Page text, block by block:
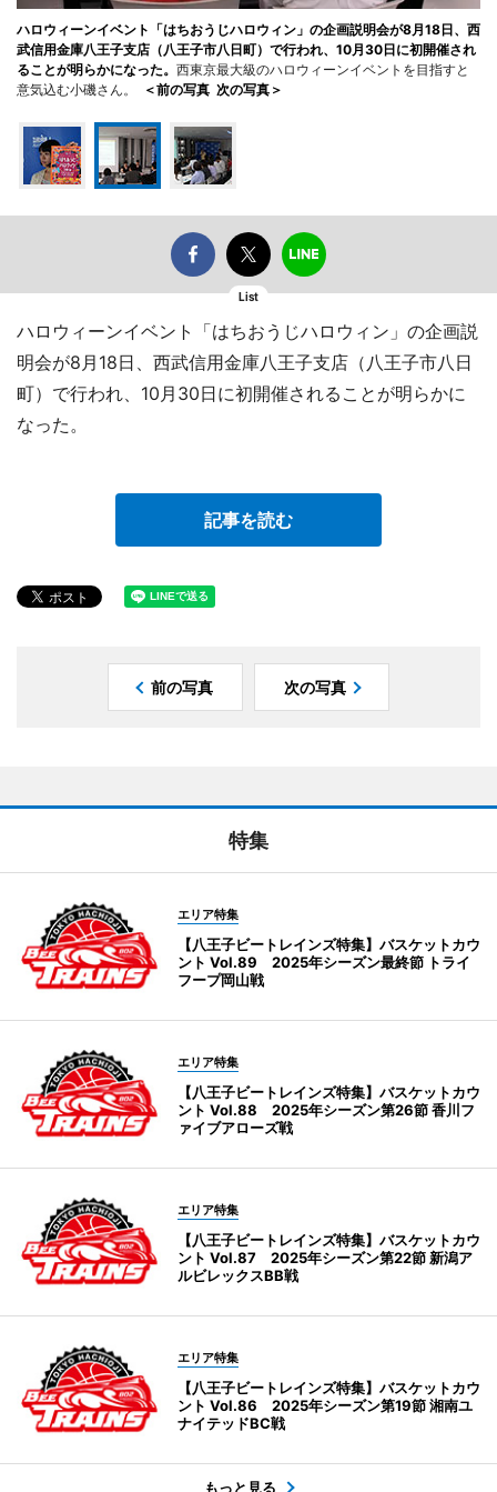
ハロウィーンイベント「はちおうじハロウィン」の企画説明会が8月18日、西
武信用金庫八王子支店（八王子市八日町）で行われ、10月30日に初開催され
ることが明らかになった。 西東京最大級のハロウィーンイベントを目指すと
意気込む小磯さん。
＜前の写真 次の写真＞
List
ハロウィーンイベント「はちおうじハロウィン」の企画説
明会が8月18日、西武信用金庫八王子支店（八王子市八日
町）で行われ、10月30日に初開催されることが明らかに
なった。
記事を読む
前の写真 次の写真
特集
エリア特集
【八王子ビートレインズ特集】バスケットカウ
ント Vol.89 2025年シーズン最終節 トライ
フープ岡山戦
エリア特集
【八王子ビートレインズ特集】バスケットカウ
ント Vol.88 2025年シーズン第26節 香川フ
ァイブアローズ戦
エリア特集
【八王子ビートレインズ特集】バスケットカウ
ント Vol.87 2025年シーズン第22節 新潟ア
ルビレックスBB戦
エリア特集
【八王子ビートレインズ特集】バスケットカウ
ント Vol.86 2025年シーズン第19節 湘南ユ
ナイテッドBC戦
もっと見る